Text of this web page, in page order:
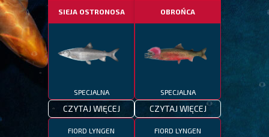
SIEJA OSTRONOSA
SPECJALNA
CZYTAJ WIĘCEJ
OBROŃCA
SPECJALNA
CZYTAJ WIĘCEJ
FIORD LYNGEN FIORD LYNGEN